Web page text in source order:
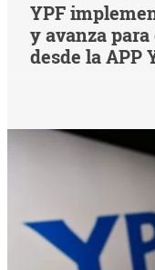
YPF
y avanza
desde la APP